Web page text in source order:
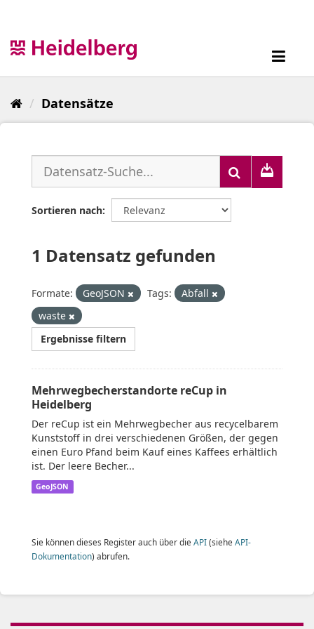
Datensätze
Sortieren nach
1 Datensatz gefunden
Formate: GeoJSON Tags:
Abfall
waste
Ergebnisse filtern
Mehrwegbecherstandorte reCup in
Heidelberg
Der reCup ist ein Mehrwegbecher aus recycelbarem
Kunststoff in drei verschiedenen Größen, der gegen
einen Euro Pfand beim Kauf eines Kaffees erhältlich
ist. Der leere Becher...
GeoJSON
Sie können dieses Register auch über die API(siehe API-
Dokumentation) abrufen.